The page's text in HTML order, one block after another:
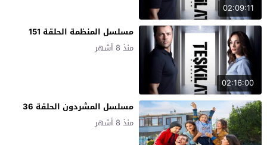
02:09:11
02:16:00
مسلسل المنظمة الحلقة 151
منذ 8 أشهر
مسلسل المشردون الحلقة 36
منذ 8 أشهر